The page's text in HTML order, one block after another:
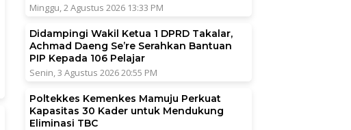
Minggu, 2 Agustus 2026 13:33 PM
Didampingi Wakil Ketua 1 DPRD Takalar,
Achmad Daeng Se’re Serahkan Bantuan
PIP Kepada 106 Pelajar
Senin, 3 Agustus 2026 20:55 PM
Poltekkes Kemenkes Mamuju Perkuat
Kapasitas 30 Kader untuk Mendukung
Eliminasi TBC